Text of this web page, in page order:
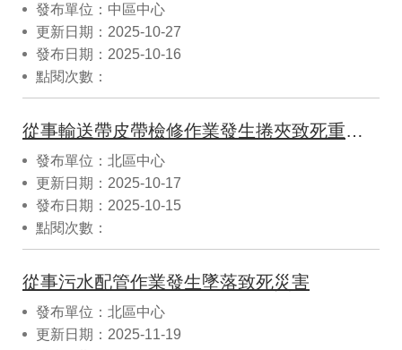
發布單位：中區中心
更新日期：2025-10-27
發布日期：2025-10-16
點閱次數：
從事輸送帶皮帶檢修作業發生捲夾致死重大職業災害
發布單位：北區中心
更新日期：2025-10-17
發布日期：2025-10-15
點閱次數：
從事污水配管作業發生墜落致死災害
發布單位：北區中心
更新日期：2025-11-19